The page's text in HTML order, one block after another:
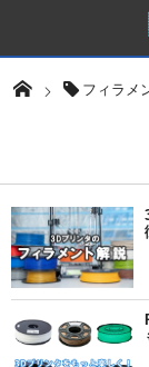
フィラメ